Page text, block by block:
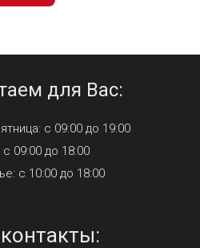
для Вас:
с 09:00 до 19:00
с 09:00 до 18:00
с 10:00 до 18:00